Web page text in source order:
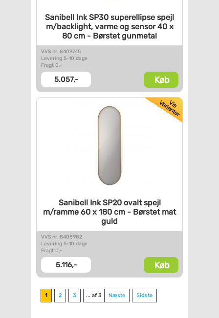
Sanibell Ink SP30 superellipse spejl
m/backlight, varme og sensor 40 x
80 cm - Børstetgunmetal
VVS nr. 8409745
Levering 5-10 dage
Fragt 0,-
5.057,- Køb
Sanibell Ink SP20 ovalt spejl
m/ramme 60 x 180 cm - Børstetmat
guld
VVS nr. 8408982
Levering 5-10 dage
Fragt 0,-
5.116,- Køb
1 2 3 ... af 3 Næste Sidste